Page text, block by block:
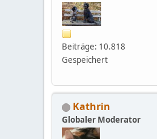
Beiträge: 10.818
Gespeichert
Kathrin
Globaler Moderator